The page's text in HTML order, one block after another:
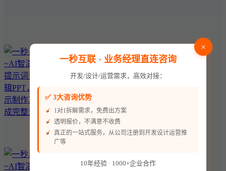
×
一秒互联 · 业务经理直连咨询
开发/设计/运营需求，高效对接：
✅ 3大咨询优势
1对1拆解需求，免费出方案
透明报价，不满意不收费
真正的一站式服务，从公司注册到开发设计运营推
广等
10年经验 · 1000+企业合作